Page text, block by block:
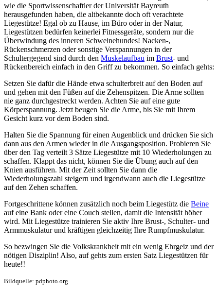
wie die Sportwissenschaftler der Universität Bayreuth
herausgefunden haben, die altbekannte doch oft verachtete
Liegestütze! Egal ob zu Hause, im Büro oderin der Natur,
Liegestützen bedürfen keinerlei Fitnessgeräte, sondern nur die
Überwindung des inneren Schweinehundes! Nacken-,
Rückenschmerzen oder sonstige Verspannungen in der
Schultergegend sind durch den Muskelaufbau im Brust- und
Rückenbereich einfach in den Griff zu bekommen. So einfach gehts:
Setzen Sie dafür die Hände etwa schulterbreit auf den Boden auf
und gehen mit den Füßen auf die Zehenspitzen. Die Arme sollten
nie ganz durchgestreckt werden. Achten Sie auf eine gute
Körperspannung. Jetzt beugen Sie die Arme, bis Sie mit Ihrem
Gesicht kurz vor dem Boden sind.
Halten Sie die Spannung für einen Augenblick und drücken Sie sich
dann aus den Armen wieder in die Ausgangsposition. Probieren Sie
über den Tag verteilt 3 Sätze Liegestütze mit 10 Wiederholungen zu
schaffen. Klappt das nicht, können Sie die Übung auch auf den
Knien ausführen. Mit der Zeit sollten Sie dann die
Wiederholungszahl steigern und irgendwann auch die Liegestütze
auf den Zehen schaffen.
Fortgeschrittene können zusätzlich noch beim Liegestütz die Beine
auf eine Bank oder eine Couch stellen, damit die Intensität höher
wird. Mit Liegestütze trainieren Sie aktiv Ihre Brust-, Schulter- und
Armmuskulatur und kräftigen gleichzeitig Ihre Rumpfmuskulatur.
So bezwingen Sie die Volkskrankheit mit ein wenig Ehrgeiz und der
nötigen Disziplin! Also, auf gehts zum ersten Satz Liegestützen für
heute!!
Bildquelle: pdphoto.org